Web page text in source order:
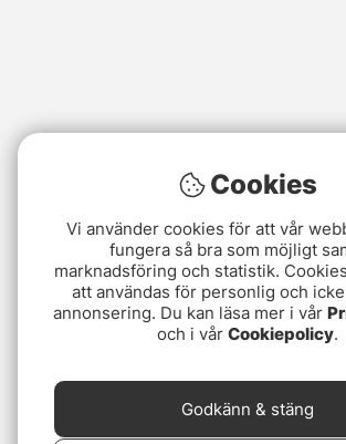
Cookies
Vi använder cookies för att vår
fungera så bra som möjligt
marknadsföring och statistik.
att användas för personlig och
annonsering. Du kan läsa mer i vår
och i vår Cookiepolicy.
Godkänn & stäng